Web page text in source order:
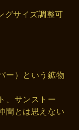
グサイズ調整可
ー）という鉱物
、サンストー
間とは思えない